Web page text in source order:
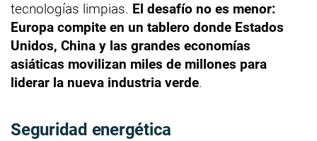
tecnologías limpias. El desafío no es menor:
Europa compite en un tablero donde Estados
Unidos, China y las grandes economías
asiáticas movilizan miles de millones para
liderar la nueva industria verde.
Seguridad energética